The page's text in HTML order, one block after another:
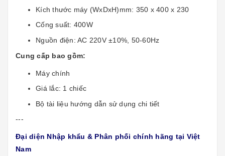
Kích thước máy (WxDxH)mm: 350 x 400 x 230
Cống suất: 400W
Nguồn điện: AC 220V ±10%, 50-60Hz
Cung cấp bao gồm:
Máy chính
Giá lắc: 1 chiếc
Bộ tài liệu hướng dẫn sử dụng chi tiết
---
Đại diện Nhập khẩu & Phân phối chính hãng tại Việt
Nam